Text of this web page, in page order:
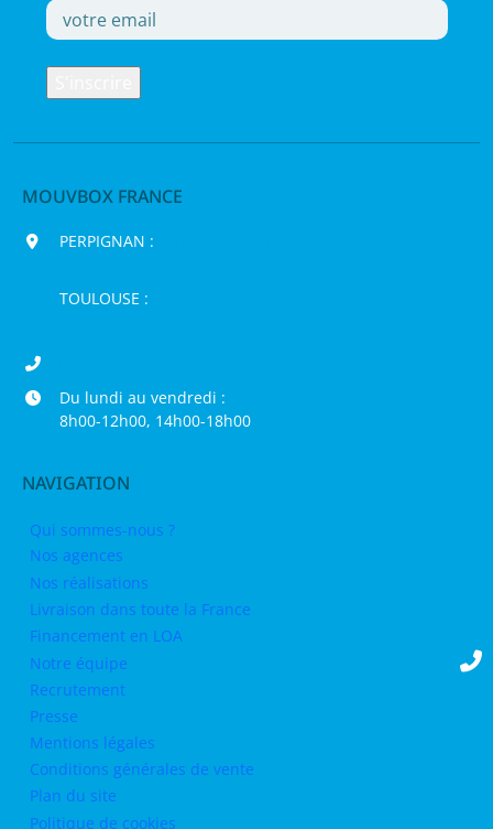
MOUVBOX FRANCE
PERPIGNAN :
TOULOUSE :
Du lundi au vendredi :
8h00-12h00, 14h00-18h00
NAVIGATION
Qui sommes-nous ?
Nos agences
Nos réalisations
Livraison dans toute la France
Financement en LOA
Notre équipe
Recrutement
Presse
Mentions légales
Conditions générales de vente
Plan du site
Politique de cookies